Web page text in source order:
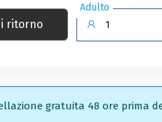
ritorno
Adulto
gratuita 48 ore prima